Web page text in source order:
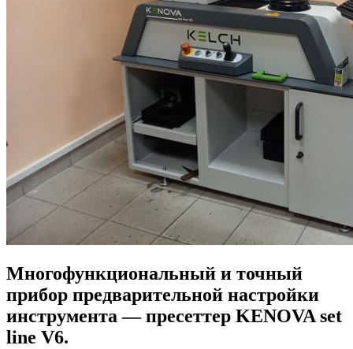
Многофункциональный и точный
прибор предварительной настройки
инструмента — пресеттер KENOVA set
line V6.